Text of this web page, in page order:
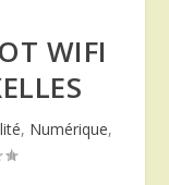
WIFI
, Numérique,